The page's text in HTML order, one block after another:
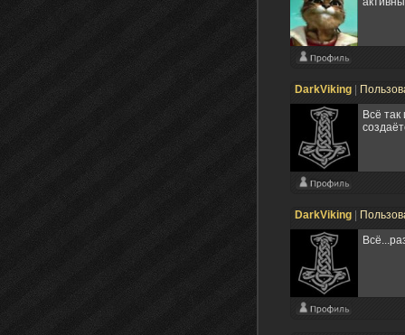
DarkViking
Всё
DarkViking